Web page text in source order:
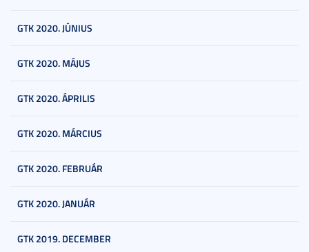
GTK 2020. JÚNIUS
GTK 2020. MÁJUS
GTK 2020. ÁPRILIS
GTK 2020. MÁRCIUS
GTK 2020. FEBRUÁR
GTK 2020. JANUÁR
GTK 2019. DECEMBER